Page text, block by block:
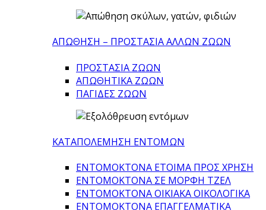
ΑΠΩΘΗΣΗ – ΠΡΟΣΤΑΣΙΑ ΑΛΛΩΝ ΖΩΩΝ
ΠΡΟΣΤΑΣΙΑ ΖΩΩΝ
ΑΠΩΘΗΤΙΚΑ ΖΩΩΝ
ΠΑΓΙΔΕΣ ΖΩΩΝ
ΚΑΤΑΠΟΛΕΜΗΣΗ ΕΝΤΟΜΩΝ
ΕΝΤΟΜΟΚΤΟΝΑ ΕΤΟΙΜΑ ΠΡΟΣ ΧΡΗΣΗ
ΕΝΤΟΜΟΚΤΟΝΑ ΣΕ ΜΟΡΦΗ ΤΖΕΛ
ΕΝΤΟΜΟΚΤΟΝΑ ΟΙΚΙΑΚΑ ΟΙΚΟΛΟΓΙΚΑ
ΕΝΤΟΜΟΚΤΟΝΑ ΕΠΑΓΓΕΛΜΑΤΙΚΑ